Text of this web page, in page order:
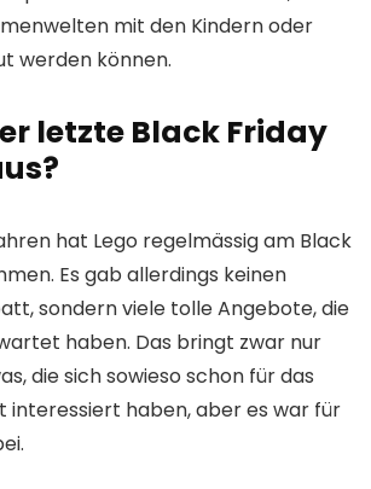
mit den Kindern oder
werden können.
letzte Black Friday
hat Lego regelmässig am Black
Es gab allerdings keinen
sondern viele tolle Angebote, die
haben. Das bringt zwar nur
die sich sowieso schon für das
interessiert haben, aber es war für